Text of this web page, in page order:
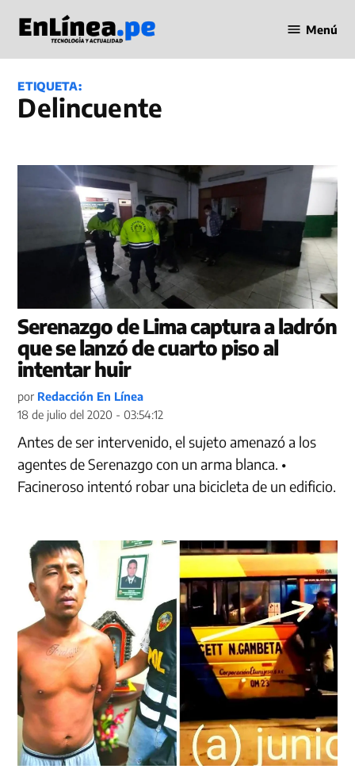
contenido
en Línea
Menú
ETIQUETA:
delincuente
Serenazgo de Lima captura a ladrón
que se lanzó de cuarto piso al
intentar huir
por Redacción En Línea
18 de julio del 2020 - 03:54:12
Antes de ser intervenido, el sujeto amenazó a los
agentes de Serenazgo con un arma blanca. •
Facineroso intentó robar una bicicleta de un edificio.